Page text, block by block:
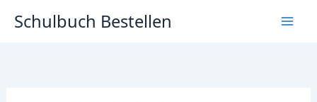
InhaltSchulbuch Bestellen